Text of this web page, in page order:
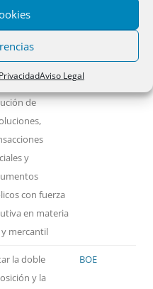
Aviso Legal
y
de
y
con fuerza
en materia
mercantil
BOE
la doble
y la
BOE